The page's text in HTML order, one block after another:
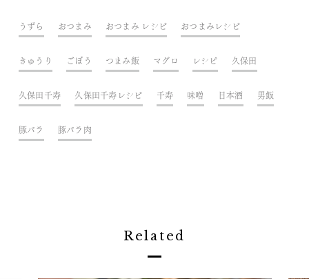
うずら おつまみ おつまみ レシピ おつまみレシピ
きゅうり ごぼう つまみ飯 マグロ レシピ 久保田
久保田千寿 久保田千寿レシピ 千寿 味噌 日本酒 男飯
豚バラ 豚バラ肉
Related